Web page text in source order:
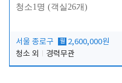
청소1명 (객실26개)
서울 종로구 월 2,600,000원
청소 외
경력무관